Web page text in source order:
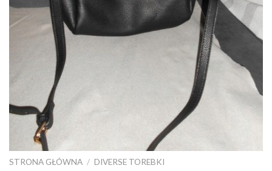
STRONA GŁÓWNA / DIVERSE TOREBKI